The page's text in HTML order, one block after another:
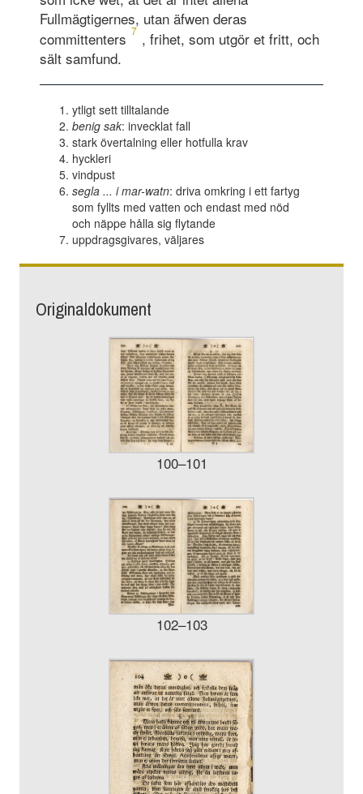
Fullmägtigernes, utan äfwen deras
committenters 7 , frihet, som utgör et fritt, och
sält samfund.
ytligt sett tilltalande
benig sak: invecklat fall
stark övertalning eller hotfulla krav
hyckleri
vindpust
segla ... i mar-watn: driva omkring i ett fartyg
som fyllts med vatten och endast med nöd
och näppe hålla sig flytande
uppdragsgivares, väljares
Originaldokument
100–101
102–103